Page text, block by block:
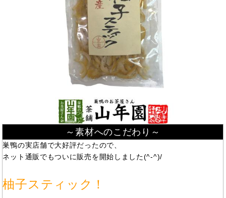
～素材へのこだわり～
巣鴨の実店舗で大好評だったので、
ネット通販でもついに販売を開始しました(^-^)/
柚子スティック！